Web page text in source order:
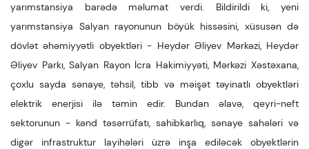
yarımstansiya barədə məlumat verdi. Bildirildi ki, yeni
yarımstansiya Salyan rayonunun böyük hissəsini, xüsusən də
dövlət əhəmiyyətli obyektləri - Heydər Əliyev Mərkəzi, Heydər
Əliyev Parkı, Salyan Rayon İcra Hakimiyyəti, Mərkəzi Xəstəxana,
çoxlu sayda sənaye, təhsil, tibb və məişət təyinatlı obyektləri
elektrik enerjisi ilə təmin edir. Bundan əlavə, qeyri-neft
sektorunun - kənd təsərrüfatı, sahibkarlıq, sənaye sahələri və
digər infrastruktur layihələri üzrə inşa ediləcək obyektlərin